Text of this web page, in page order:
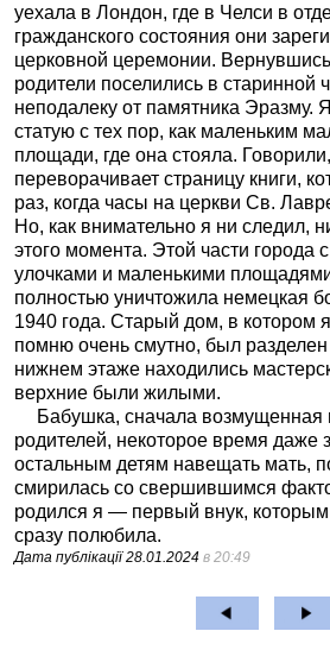
уехала в Лондон, где в Челси в
гражданского состояния они
церковной церемонии.
родители поселились в старинной
неподалеку от памятника Эразму.
статую с тех пор, как маленьким
площади, где она стояла.
переворачивает страницу книги,
раз, когда часы на церкви Св.
Но, как внимательно я ни следил,
этого момента. Этой части города
улочками и маленькими
полностью уничтожила немецкая
1940 года. Старый дом, в котором
помню очень смутно, был разделен
нижнем этаже находились
верхние были жилыми.
Бабушка, сначала возмущенная
родителей, некоторое время даже
остальным детям навещать мать,
смирилась со свершившимся
родился я — первый внук, которым
сразу полюбила.
Дата публікації28.01.2024 в 20:49